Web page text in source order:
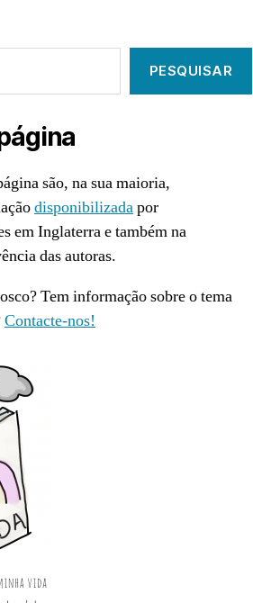
PESQUISAR
são, na sua maioria,
disponibilizadapor
em Inglaterra e também na
das autoras.
Tem informação sobre o tema
Contacte-nos!